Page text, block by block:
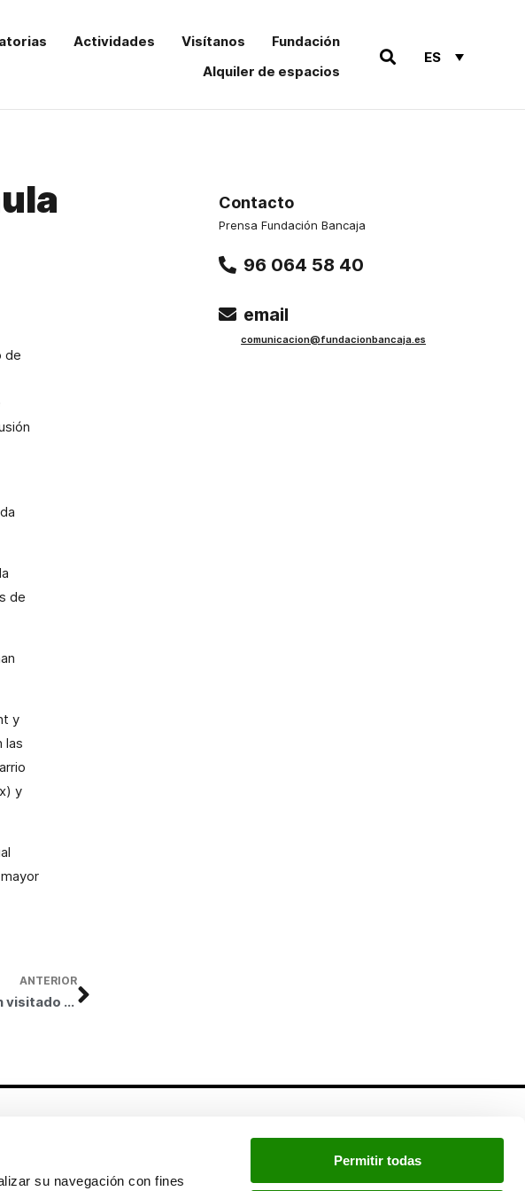
su navegación con fines
Permitir todas
Actividades Visítanos
Fundación
Alquiler de espacios
ES
de
de
y
las
y
ANTERIOR
Más de 150.000 personas han visitado la exposición «Sorolla. Visión de España» en Málaga
Contacto
Prensa Fundación Bancaja
96 064 58 40
email
comunicacion@fundacionbancaja.es
Si quieres estar a la última, inscríbete a nuestra
newsletter: